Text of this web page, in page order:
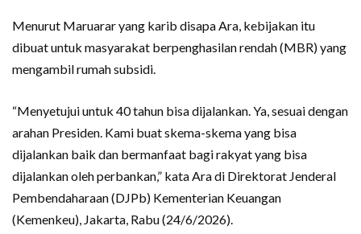
Menurut Maruarar yang karib disapa Ara, kebijakan itu
dibuat untuk masyarakat berpenghasilan rendah (MBR) yang
mengambil rumah subsidi.
“Menyetujui untuk 40 tahun bisa dijalankan. Ya, sesuai dengan
arahan Presiden. Kami buat skema-skema yang bisa
dijalankan baik dan bermanfaat bagi rakyat yang bisa
dijalankan oleh perbankan,” kata Ara di Direktorat Jenderal
Pembendaharaan (DJPb) Kementerian Keuangan
(Kemenkeu), Jakarta, Rabu (24/6/2026).